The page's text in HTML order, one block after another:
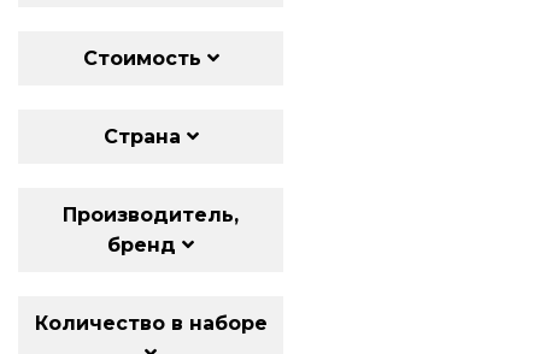
Стоимость
Страна
Производитель,
бренд